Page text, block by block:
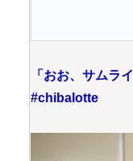
「おお、サムラ
#chibalotte